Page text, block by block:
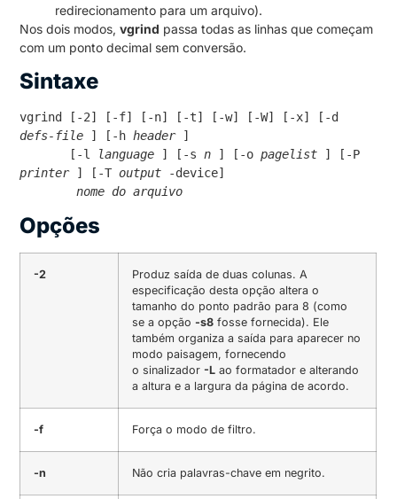
redirecionamento para um arquivo).
Nos dois modos,vgrind passa todas as linhas que começam
com um ponto decimal sem conversão.
Sintaxe
defs-file ] [-h header ]
       [-l
language ] [-s n ] [-o pagelist
printer ] [-T output -device]
nome do arquivo
Opções
-2
Produz saída de duas colunas. A
especificação desta opção altera o
tamanho do ponto padrão para 8 (como
se a opção-s8 fosse fornecida). Ele
também organiza a saída para aparecer no
modo paisagem, fornecendo
o sinalizador-L ao formatador e alterando
a altura e a largura da página de acordo.
-f Força o modo de filtro.
-n Não cria palavras-chave em negrito.